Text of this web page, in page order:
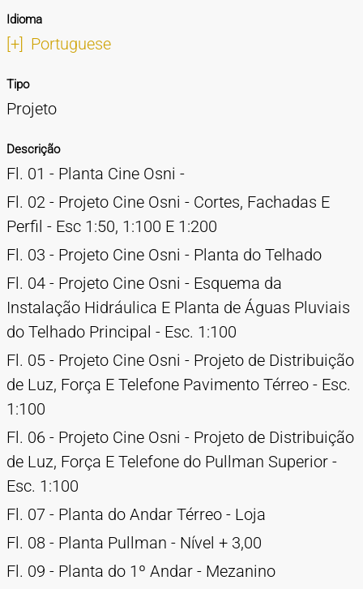
Idioma
[+] Portuguese
Tipo
Projeto
Descrição
Fl. 01 - Planta Cine Osni -
Fl. 02 - Projeto Cine Osni - Cortes, Fachadas E
Perfil - Esc 1:50, 1:100 E 1:200
Fl. 03 - Projeto Cine Osni - Planta do Telhado
Fl. 04 - Projeto Cine Osni - Esquema da
Instalação Hidráulica E Planta de Águas Pluviais
do Telhado Principal - Esc. 1:100
Fl. 05 - Projeto Cine Osni - Projeto de Distribuição
de Luz, Força E Telefone Pavimento Térreo - Esc.
1:100
Fl. 06 - Projeto Cine Osni - Projeto de Distribuição
de Luz, Força E Telefone do Pullman Superior -
Esc. 1:100
Fl. 07 - Planta do Andar Térreo - Loja
Fl. 08 - Planta Pullman - Nível + 3,00
Fl. 09 - Planta do 1º Andar - Mezanino